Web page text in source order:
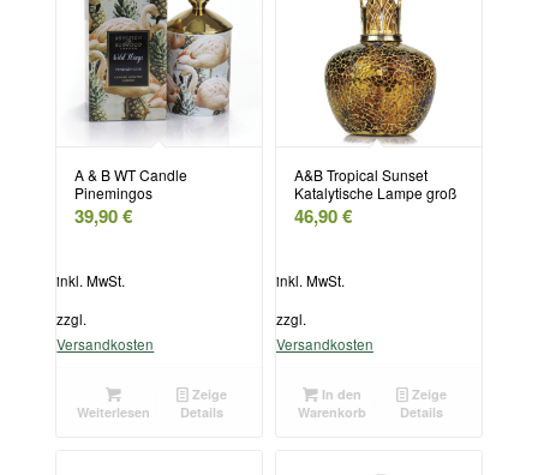
A & B WT Candle
Pinemingos
39,90€
inkl. MwSt.
zzgl.
Versandkosten
Weiterlesen
Zeige
Details
A&B Tropical Sunset
Katalytische Lampe groß
46,90€
inkl. MwSt.
zzgl.
Versandkosten
In den
Warenkorb
Zeige
Details